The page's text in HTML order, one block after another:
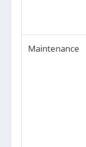
Maintenance